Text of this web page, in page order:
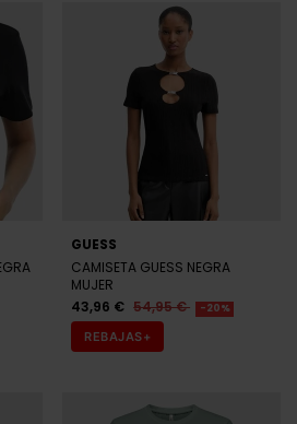
GUESS
CAMISETA GUESS NEGRA
MUJER
43,96 € 54,95 € -20%
REBAJAS+